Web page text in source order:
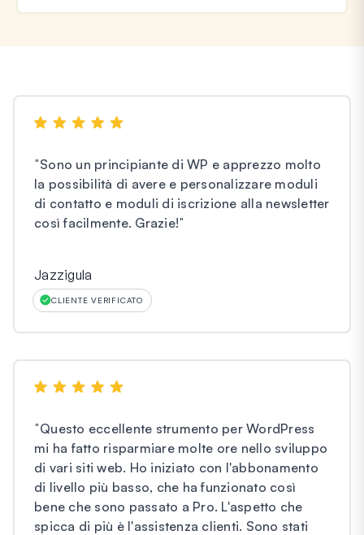
"Sono un principiante di WP e apprezzo molto
la possibilità di avere e personalizzare moduli
di contatto e moduli di iscrizione alla newsletter
così facilmente. Grazie!"
Jazzigula
CLIENTE VERIFICATO
"Questo eccellente strumento per WordPress
mi ha fatto risparmiare molte ore nello sviluppo
di vari siti web. Ho iniziato con l'abbonamento
di livello più basso, che ha funzionato così
bene che sono passato a Pro. L'aspetto che
spicca di più è l'assistenza clienti. Sono stati